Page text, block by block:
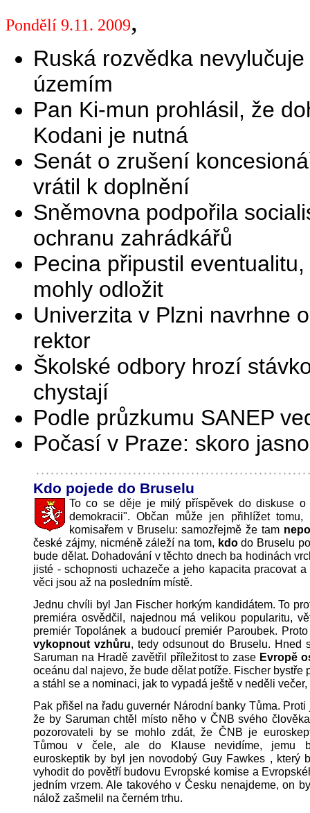
Pondělí 9.11. 2009,
Ruská rozvědka
územím
Pan Ki-mun prohlásil, že
Kodani je nutná
Senát o zrušení
vrátil k doplnění
Sněmovna podpořila
ochranu zahrádkářů
Pecina připustil
mohly odložit
Univerzita v Plzni navrhne
rektor
Školské odbory hrozí
chystají
Podle průzkumu SANEP
Počasí v Praze: skoro
Kdo pojede do Bruselu
To co se děje je milý příspěvek do diskuse o
demokracii". Občan může jen přihlížet
komisařem v Bruselu: samozřejmě že tam
české zájmy, nicméně záleží na tom, kdodo Bruselu
bude dělat. Dohadování v těchto dnech ba hodinách
jisté - schopnosti uchazeče a jeho kapacita pracovat a
věci jsou až na posledním místě.
Jednu chvíli byl Jan Fischer horkým kandidátem. To
premiéra osvědčil, najednou má velikou popularitu,
premiér Topolánek a budoucí premiér Paroubek.
vykopnout vzhůru, tedy odsunout do Bruselu. Hned
Saruman na Hradě zavětřil příležitost to zase Evropě
oceánu dal najevo, že bude dělat potíže. Fischer bystře
a stáhl se a nominaci, jak to vypadá ještě v neděli večer,
Pak přišel na řadu guvernér Národní banky Tůma. Proti
že by Saruman chtěl místo něho v ČNB svého
pozorovateli by se mohlo zdát, že ČNB je
Tůmou v čele, ale do Klause nevidíme, jemu
euroskeptik by byl jen novodobý Guy Fawkes , který
vyhodit do povětří budovu Evropské komise a
jedním vrzem. Ale takového v Česku nenajdeme, on
nálož zašmelil na černém trhu.